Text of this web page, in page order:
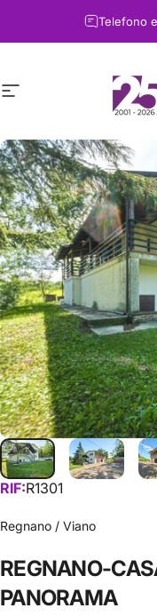
Telefono
Navigazione del sito
RIF:R1301
Regnano / Viano
REGNANO-
PANORAMA